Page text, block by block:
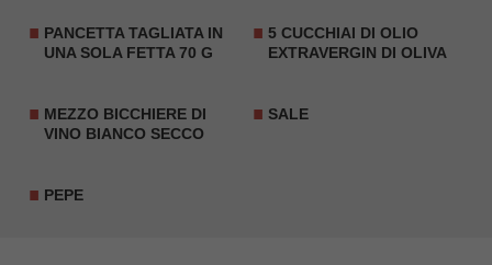
PANCETTA TAGLIATA IN
UNA SOLA FETTA 70 G
5 CUCCHIAI DI OLIO
EXTRAVERGIN DI OLIVA
MEZZO BICCHIERE DI
VINO BIANCO SECCO
SALE
PEPE